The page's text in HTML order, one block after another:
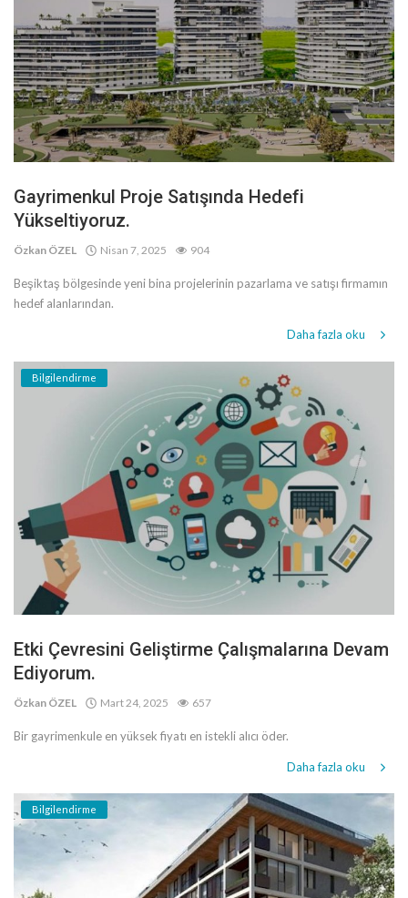
Gayrimenkul Proje Satışında Hedefi
Yükseltiyoruz.
Özkan ÖZEL Nisan 7, 2025 904
Beşiktaş bölgesinde yeni bina projelerinin pazarlama ve satışı firmamın
hedef alanlarından.
Daha fazla oku
Bilgilendirme
Etki Çevresini Geliştirme Çalışmalarına Devam
Ediyorum.
Özkan ÖZEL Mart 24, 2025 657
Bir gayrimenkule en yüksek fiyatı en istekli alıcı öder.
Daha fazla oku
Bilgilendirme